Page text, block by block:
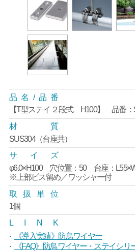
品 名 / 品 番
【T型ステイ ２段式 H100】 品番：
材
質
SUS304（台座共）
サ
イ
ズ
φ6.0×H100 穴位置：50 台座：
※上部ビス留め／ワッシャー付
取
扱 単
位
1個
L
N
K
《導入実績》防鳥ワイヤー
《FAQ》防鳥ワイヤー・ステイシリ